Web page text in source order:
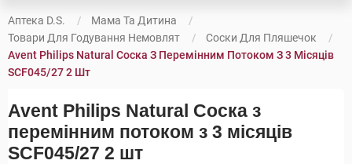
Аптека D.S.
Мама Та Дитина
Товари Для Годування Немовлят
Соски Для Пляшечок
Avent Philips Natural Соска З Перемінним Потоком З 3 Місяців
SCF045/27 2 Шт
Avent Philips Natural Соска з
перемінним потоком з 3 місяців
SCF045/27 2 шт